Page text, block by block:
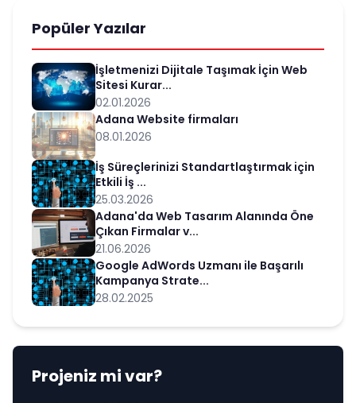
Popüler Yazılar
İşletmenizi Dijitale Taşımak İçin Web
Sitesi Kurar...
02.01.2026
Adana Website firmaları
08.01.2026
İş Süreçlerinizi Standartlaştırmak için
Etkili İş ...
25.03.2026
Adana'da Web Tasarım Alanında Öne
Çıkan Firmalar v...
21.06.2026
Google AdWords Uzmanı ile Başarılı
Kampanya Strate...
28.02.2025
Projeniz mi var?